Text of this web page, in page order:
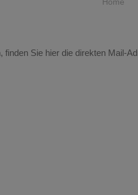
Sie hier die direkten Mail-